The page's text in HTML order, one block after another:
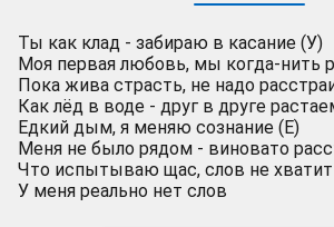
Ты как клад - забираю в касание (У)
Моя первая любовь, мы когда-нить
Пока жива страсть, не надо
Как лёд в воде - друг в друге
Едкий дым, я меняю сознание (Е)
Меня не было рядом - виновато
Что испытываю щас, слов не хватит
У меня реально нет слов